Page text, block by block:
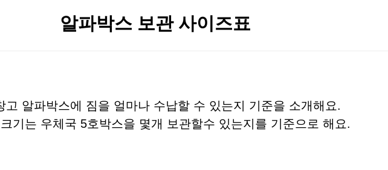
알파박스 보관 사이즈표
고 알파박스에 짐을 얼마나 수납할 수 있는지 기준을 소개해요.
기는 우체국 5호박스을 몇개 보관할수 있는지를 기준으로 해요.